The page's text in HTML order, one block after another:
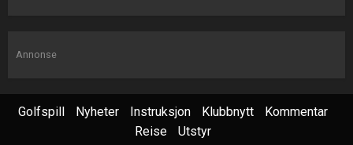
Annonse
Golfspill Nyheter Instruksjon Klubbnytt
Kommentar
Reise
Utstyr